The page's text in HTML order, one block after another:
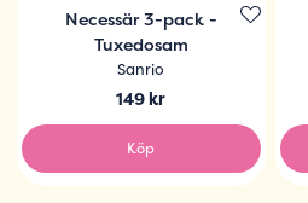
Necessär 3-pack -
Tuxedosam
Sanrio
149 kr
Köp